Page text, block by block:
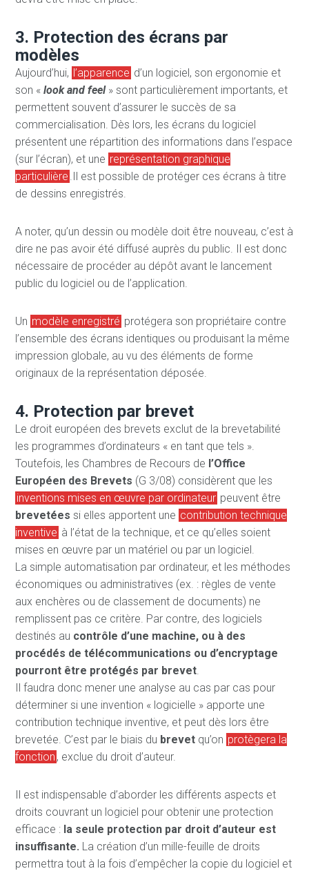
3. Protection des écrans par
modèles
Aujourd’hui, l’apparence d’un logiciel, son ergonomie et
son «look and feel» sont particulièrement importants, et
permettent souvent d’assurer le succès de sa
commercialisation. Dès lors, les écrans du logiciel
présentent une répartition des informations dans l’espace
(sur l’écran), et une représentation graphique
particulière .Il est possible de protéger ces écrans à titre
de dessins enregistrés.
A noter, qu’un dessin ou modèle doit être nouveau, c’est à
dire ne pas avoir été diffusé auprès du public. Il est donc
nécessaire de procéder au dépôt avant le lancement
public du logiciel ou de l’application.
Un modèle enregistré protégera son propriétaire contre
l’ensemble des écrans identiques ou produisant la même
impression globale, au vu des éléments de forme
originaux de la représentation déposée.
4. Protection par brevet
Le droit européen des brevets exclut de la brevetabilité
les programmes d’ordinateurs « en tant que tels ».
Toutefois, les Chambres de Recours de l’Office
Européen des Brevets (G 3/08) considèrent que les
inventions mises en œuvre par ordinateur peuvent être
brevetées si elles apportent une contribution technique
inventive à l’état de la technique, et ce qu’elles soient
mises en œuvre par un matériel ou par un logiciel.
La simple automatisation par ordinateur, et les méthodes
économiques ou administratives (ex. : règles de vente
aux enchères ou de classement de documents) ne
remplissent pas ce critère. Par contre, des logiciels
destinés au contrôle d’une machine, ou à des
procédés de télécommunications ou d’encryptage
pourront être protégés par brevet
Il faudra donc mener une analyse au cas par cas pour
déterminer si une invention « logicielle » apporte une
contribution technique inventive, et peut dès lors être
brevetée. C’est par le biais du brevet qu’on protègera la
fonction , exclue du droit d’auteur.
Il est indispensable d’aborder les différents aspects et
droits couvrant un logiciel pour obtenir une protection
efficace : la seule protection par droit d’auteur est
insuffisante. La création d’un mille-feuille de droits
permettra tout à la fois d’empêcher la copie du logiciel et